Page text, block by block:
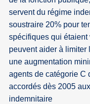
servent du régime
soustraire 20% pour
spécifiques qui
peuvent aider à
une augmentation
agents de catégorie C
accordés dès 2005
indemnitaire